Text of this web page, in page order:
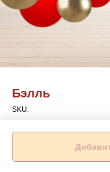
Бэлль
SKU:
Подробности можете